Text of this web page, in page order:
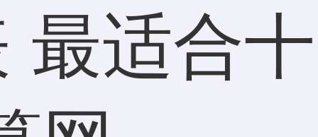
最适合十